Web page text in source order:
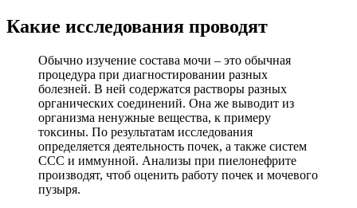
Какие исследования проводят
Обычно изучение состава мочи – это обычная
процедура при диагностировании разных
болезней. В ней содержатся растворы разных
органических соединений. Она же выводит из
организма ненужные вещества, к примеру
токсины. По результатам исследования
определяется деятельность почек, а также систем
ССС и иммунной. Анализы при пиелонефрите
производят, чтоб оценить работу почек и мочевого
пузыря.